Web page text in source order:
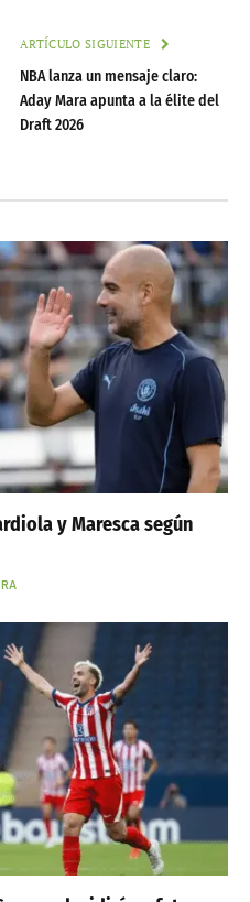
ARTÍCULO SIGUIENTE
NBA lanza un mensaje claro:
Aday Mara apunta a la élite del
Draft 2026
y Maresca según